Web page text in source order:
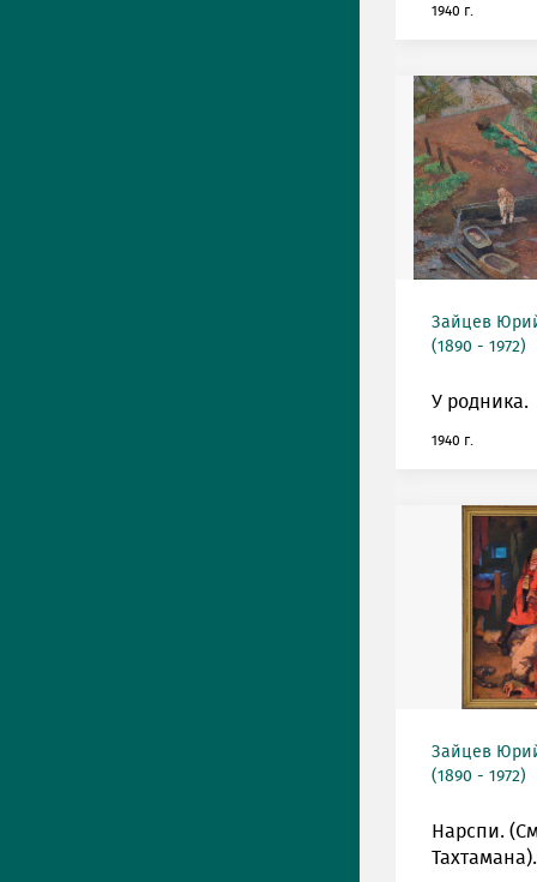
1940 г.
Зайцев
(1890 - 1972)
У родника.
1940 г.
Зайцев
(1890 - 1972)
Нарспи.
Тахтамана).